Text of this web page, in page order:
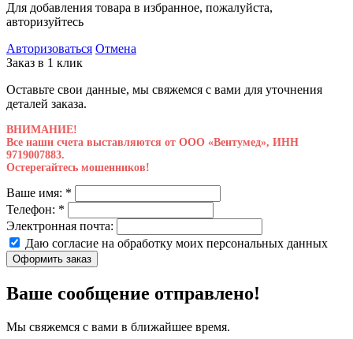
Для добавления товара в избранное, пожалуйста,
авторизуйтесь
Авторизоваться Отмена
Заказ в 1 клик
Оставьте свои данные, мы свяжемся с вами для уточнения
деталей заказа.
ВНИМАНИЕ!
Все наши счета выставляются от ООО «Вентумед», ИНН
9719007883.
Остерегайтесь мошенников!
Ваше имя: *
Телефон: *
Электронная почта:
Даю согласие на обработку моих персональных данных
Оформить заказ
Ваше сообщение отправлено!
Мы свяжемся с вами в ближайшее время.